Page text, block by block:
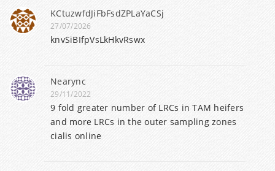
KCtuzwfdJiFbFsdZPLaYaCSj
27/07/2026
knvSiBIfpVsLkHkvRswx
Nearync
29/11/2022
9 fold greater number of LRCs in TAM heifers
and more LRCs in the outer sampling zones
cialis online